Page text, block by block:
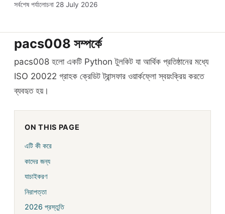
সর্বশেষ পর্যালোচনা 28 July 2026
pacs008 সম্পর্কে
pacs008 হলো একটি Python টুলকিট যা আর্থিক প্রতিষ্ঠানের মধ্যে
ISO 20022 গ্রাহক ক্রেডিট ট্রান্সফার ওয়ার্কফ্লো স্বয়ংক্রিয় করতে
ব্যবহৃত হয়।
ON THIS PAGE
এটি কী করে
কাদের জন্য
যাচাইকরণ
নিরাপত্তা
2026 প্রস্তুতি